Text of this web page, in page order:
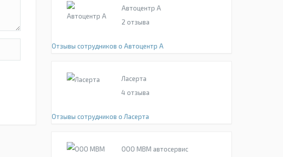
Автоцентр А
2 отзыва
Отзывы сотрудников о Автоцентр А
Ласерта
4 отзыва
Отзывы сотрудников о Ласерта
ООО МВМ автосервис